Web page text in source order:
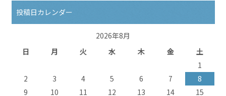
投稿日カレンダー
2026年8月
日
月 火 水 木 金
土
1
2
3 4 5 6 7
8
9
10 11 12 13 14 15